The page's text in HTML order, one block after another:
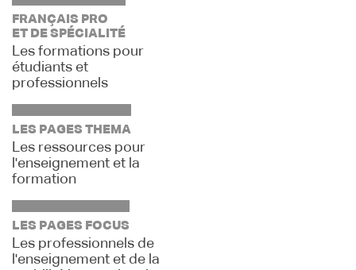
FRANÇAIS PRO
ET DE SPÉCIALITÉ
Les formations pour
étudiants et
professionnels
LES PAGES THEMA
Les ressources pour
l'enseignement et la
formation
LES PAGES FOCUS
Les professionnels de
l'enseignement et de la